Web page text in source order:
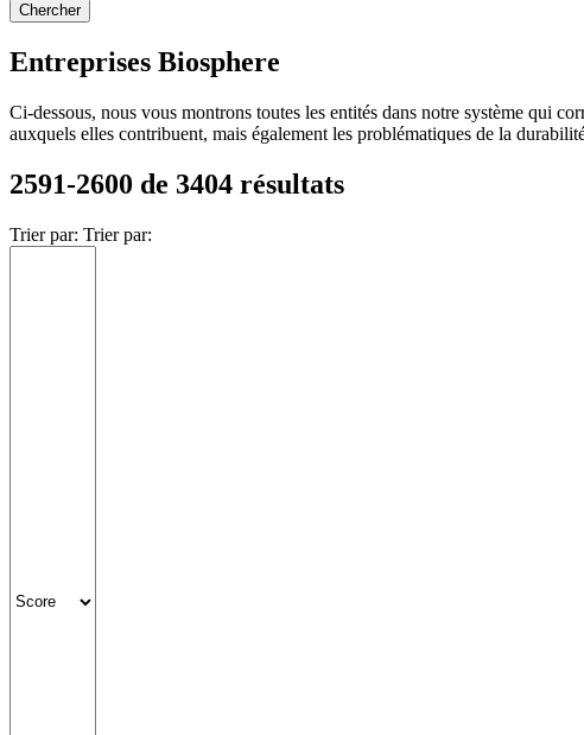
Entreprises Biosphere
Ci-dessous, nous vous montrons toutes les entités dans notre système qui
auxquels elles contribuent, mais également les problématiques de la
2591-2600 de 3404 résultats
Trier par: Trier par: